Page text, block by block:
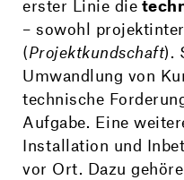
erster Linie die
– sowohl
(Projekt­kundschaft).
Umwandlung von
technische
Aufgabe. Eine
Installation und
vor Ort. Dazu